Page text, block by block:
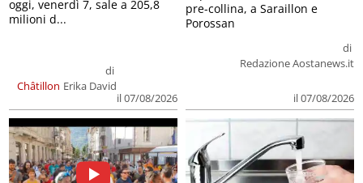
Châtillon
di
Erika David
il 07/08/2026
oggi, venerdì 7, sale a 205,8
milioni d...
di
Redazione Aostanews.it
il 07/08/2026
pre-collina, a Saraillon e
Porossan